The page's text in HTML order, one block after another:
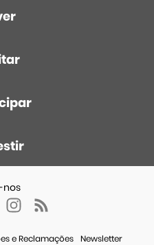
e Reclamações
Newsletter